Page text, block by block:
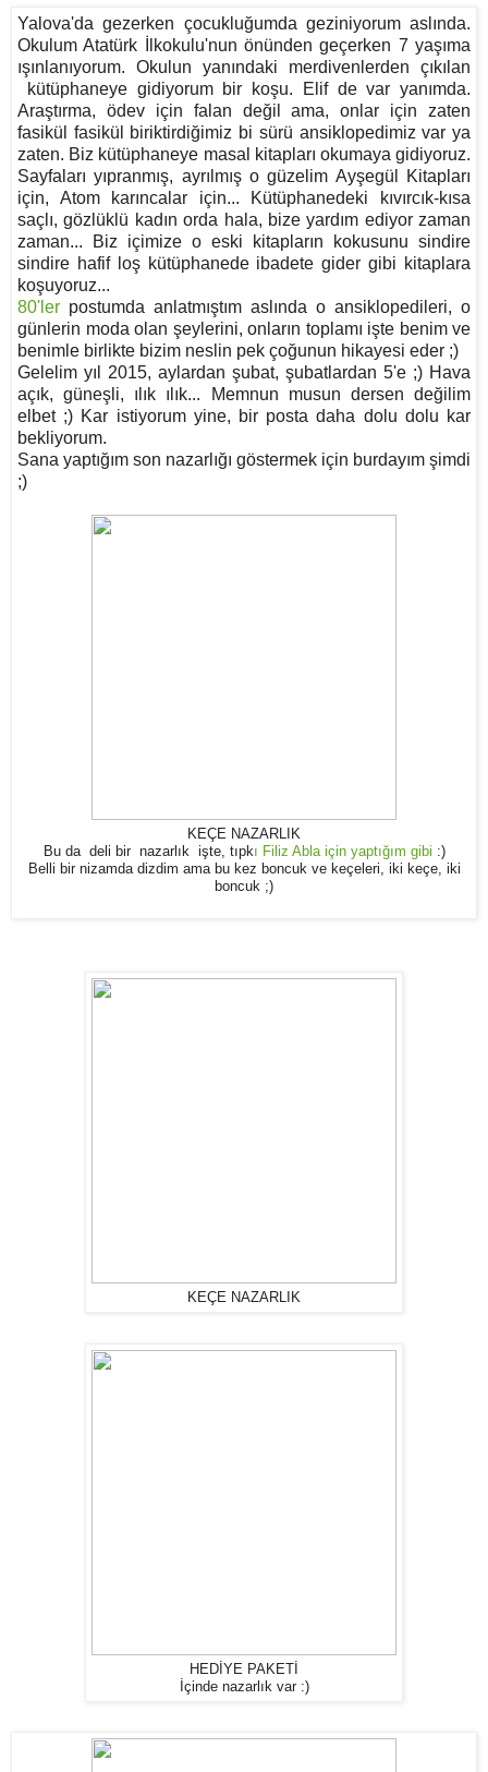
Yalova'da gezerken çocukluğumda geziniyorum aslında.
Okulum Atatürk İlkokulu'nun önünden geçerken 7 yaşıma
ışınlanıyorum. Okulun yanındaki merdivenlerden çıkılan
kütüphaneye gidiyorum bir koşu. Elif de var yanımda.
Araştırma, ödev için falan değil ama, onlar için zaten
fasikül fasikül biriktirdiğimiz bi sürü ansiklopedimiz var ya
zaten. Biz kütüphaneye masal kitapları okumaya gidiyoruz.
Sayfaları yıpranmış, ayrılmış o güzelim Ayşegül Kitapları
için, Atom karıncalar için... Kütüphanedeki kıvırcık-kısa
saçlı, gözlüklü kadın orda hala, bize yardım ediyor zaman
zaman... Biz içimize o eski kitapların kokusunu sindire
sindire hafif loş kütüphanede ibadete gider gibi kitaplara
koşuyoruz...
80'ler postumda anlatmıştım aslında o ansiklopedileri, o
günlerin moda olan şeylerini, onların toplamı işte benim ve
benimle birlikte bizim neslin pek çoğunun hikayesi eder ;)
Gelelim yıl 2015, aylardan şubat, şubatlardan 5'e ;) Hava
açık, güneşli, ılık ılık... Memnun musun dersen değilim
elbet ;) Kar istiyorum yine, bir posta daha dolu dolu kar
bekliyorum.
Sana yaptığım son nazarlığı göstermek için burdayım şimdi
;)
KEÇE NAZARLIK
Bu da deli bir nazarlık işte, tıpkı Filiz Abla için yaptığım gibi :)
Belli bir nizamda dizdim ama bu kez boncuk ve keçeleri, iki keçe, iki
boncuk ;)
KEÇE NAZARLIK
HEDİYE PAKETİ
İçinde nazarlık var :)